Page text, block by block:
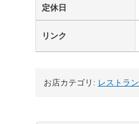
定休日
リンク
お店カテゴリ: レストラン